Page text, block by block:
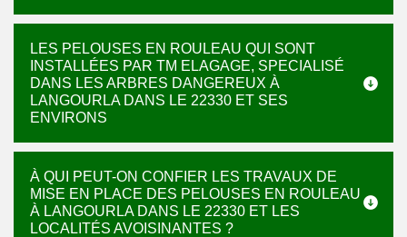
LES PELOUSES EN ROULEAU QUI SONT
INSTALLÉES PAR TM ELAGAGE, SPECIALISÉ
DANS LES ARBRES DANGEREUX À
LANGOURLA DANS LE 22330 ET SES
ENVIRONS
À QUI PEUT-ON CONFIER LES TRAVAUX DE
MISE EN PLACE DES PELOUSES EN ROULEAU
À LANGOURLA DANS LE 22330 ET LES
LOCALITÉS AVOISINANTES ?